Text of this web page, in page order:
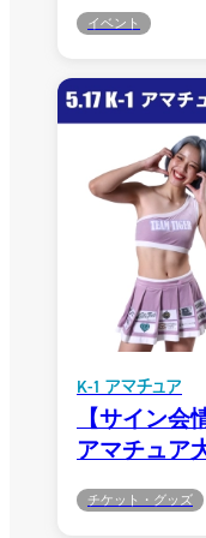
イベント
K-1 アマチュア
【サイン会
アマチュア
チケット・グッズ